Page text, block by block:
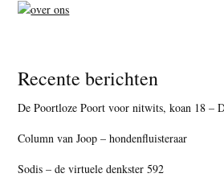
Recente berichten
De Poortloze Poort voor nitwits, koan 18 –
Column van Joop – hondenfluisteraar
Sodis – de virtuele denkster 592